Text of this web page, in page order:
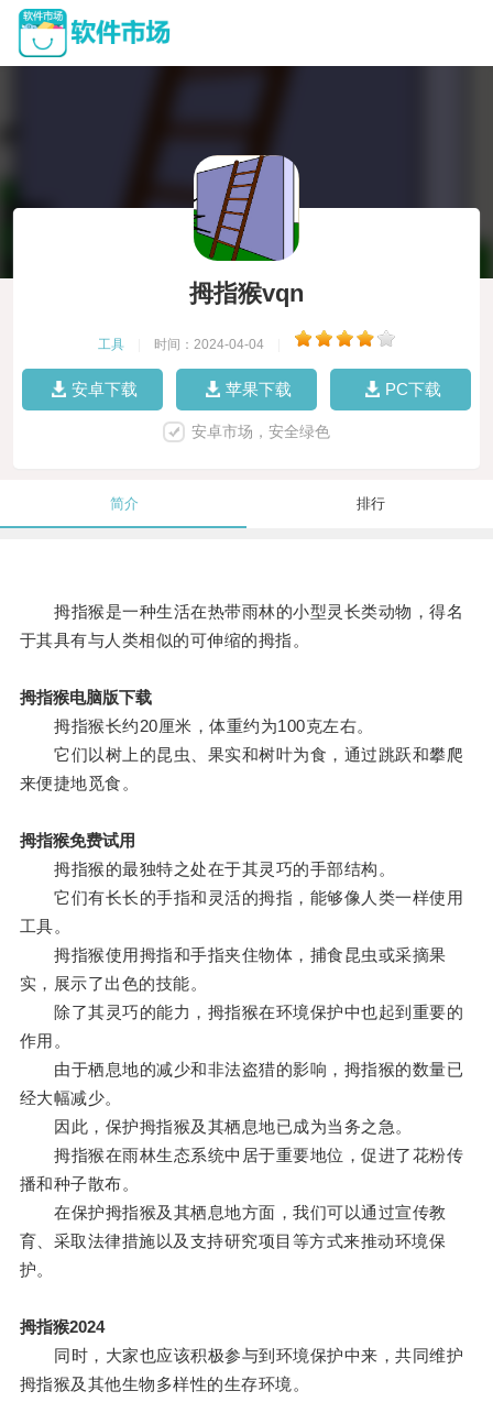
拇指猴vqn
工具 时间：2024-04-04
安卓下载 苹果下载 PC下载
安卓市场，安全绿色
简介 排行
拇指猴是一种生活在热带雨林的小型灵长类动物，得名
于其具有与人类相似的可伸缩的拇指。
拇指猴电脑版下载
拇指猴长约20厘米，体重约为100克左右。
它们以树上的昆虫、果实和树叶为食，通过跳跃和攀爬
来便捷地觅食。
拇指猴免费试用
拇指猴的最独特之处在于其灵巧的手部结构。
它们有长长的手指和灵活的拇指，能够像人类一样使用
工具。
拇指猴使用拇指和手指夹住物体，捕食昆虫或采摘果
实，展示了出色的技能。
除了其灵巧的能力，拇指猴在环境保护中也起到重要的
作用。
由于栖息地的减少和非法盗猎的影响，拇指猴的数量已
经大幅减少。
因此，保护拇指猴及其栖息地已成为当务之急。
拇指猴在雨林生态系统中居于重要地位，促进了花粉传
播和种子散布。
在保护拇指猴及其栖息地方面，我们可以通过宣传教
育、采取法律措施以及支持研究项目等方式来推动环境保
护。
拇指猴2024
同时，大家也应该积极参与到环境保护中来，共同维护
拇指猴及其他生物多样性的生存环境。